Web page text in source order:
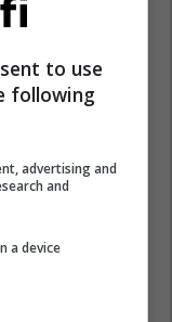
to use
following
advertising and
and
a device